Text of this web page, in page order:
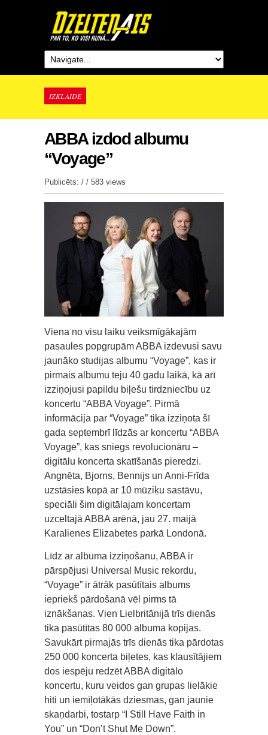
IZKLAIDE
ABBA izdod albumu
“Voyage”
Publicēts: / / 583 views
Viena no visu laiku veiksmīgākajām
pasaules popgrupām ABBA izdevusi savu
jaunāko studijas albumu “Voyage”, kas ir
pirmais albumu teju 40 gadu laikā, kā arī
izziņojusi papildu biļešu tirdzniecību uz
koncertu “ABBA Voyage”. Pirmā
informācija par “Voyage” tika izziņota šī
gada septembrī līdzās ar koncertu “ABBA
Voyage”, kas sniegs revolucionāru –
digitālu koncerta skatīšanās pieredzi.
Angnēta, Bjorns, Bennijs un Anni-Frīda
uzstāsies kopā ar 10 mūziķu sastāvu,
speciāli šim digitālajam koncertam
uzceltajā ABBA arēnā, jau 27. maijā
Karalienes Elizabetes parkā Londonā.
Līdz ar albuma izziņošanu, ABBA ir
pārspējusi Universal Music rekordu,
“Voyage” ir ātrāk pasūtītais albums
iepriekš pārdošanā vēl pirms tā
iznākšanas. Vien Lielbritānijā trīs dienās
tika pasūtītas 80 000 albuma kopijas.
Savukārt pirmajās trīs dienās tika pārdotas
250 000 koncerta biļetes, kas klausītājiem
dos iespēju redzēt ABBA digitālo
koncertu, kuru veidos gan grupas lielākie
hiti un iemīļotākās dziesmas, gan jaunie
skaņdarbi, tostarp “I Still Have Faith in
You” un “Don’t Shut Me Down”.